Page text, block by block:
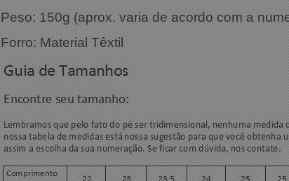
Peso: 150g (aprox. varia de acordo com a
Forro: Material Têxtil